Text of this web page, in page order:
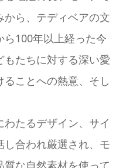
ら、テディベアの文
100年以上経った今
たちに対する深い愛
ことへの熱意、そし
たるデザイン、サイ
し合われ厳選され、モ
な自然素材を使って